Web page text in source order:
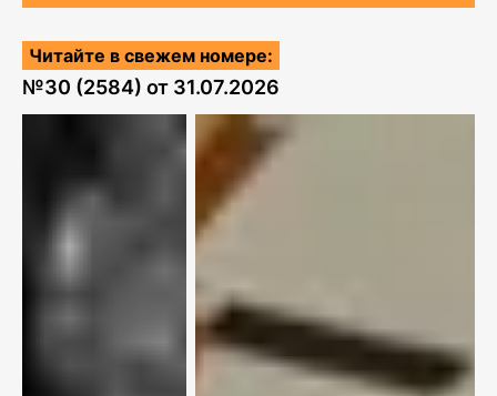
Читайте в свежем номере:
№30 (2584) от 31.07.2026